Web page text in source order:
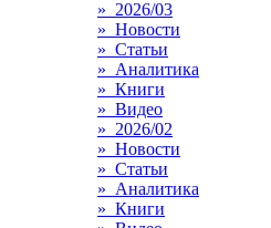
» 2026/03
» Новости
» Статьи
» Аналитика
» Книги
» Видео
» 2026/02
» Новости
» Статьи
» Аналитика
» Книги